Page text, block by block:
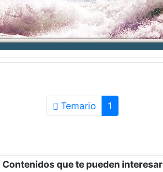
Temario 1
Contenidos que te pueden interesar